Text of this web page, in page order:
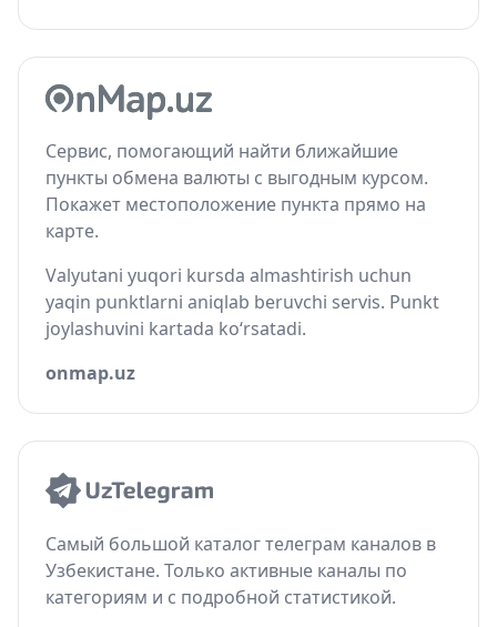
Сервис, помогающий найти ближайшие
пункты обмена валюты с выгодным курсом.
Покажет местоположение пункта прямо на
карте.
Valyutani yuqori kursda almashtirish uchun
yaqin punktlarni aniqlab beruvchi servis. Punkt
joylashuvini kartada ko‘rsatadi.
onmap.uz
Самый большой каталог телеграм каналов в
Узбекистане. Только активные каналы по
категориям и с подробной статистикой.